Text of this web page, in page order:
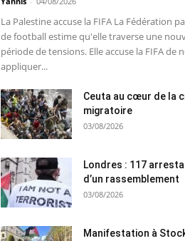
La Palestine accuse la FIFA La Fédération
de football estime qu'elle traverse une
période de tensions. Elle accuse la FIFA de
appliquer...
Ceuta au cœur de la
migratoire
03/08/2026
Londres : 117
d’un rassemblement
03/08/2026
Manifestation à